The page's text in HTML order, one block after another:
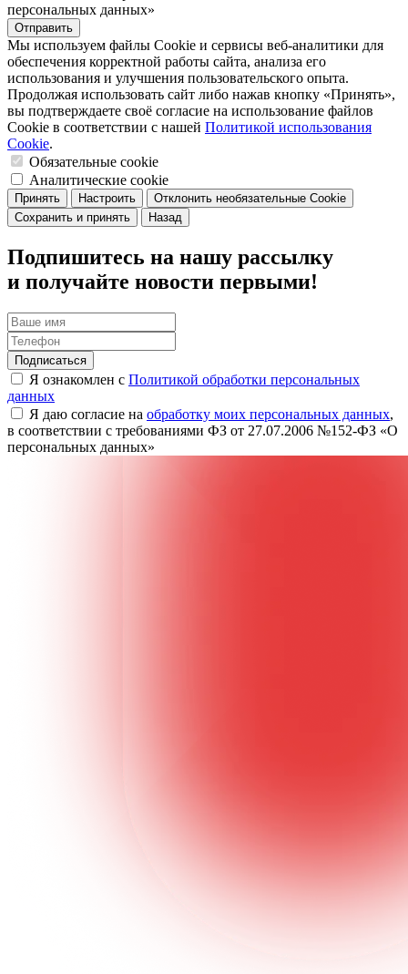
персональных данных»
Отправить
Мы используем файлы Cookie и сервисы веб-аналитики для
обеспечения корректной работы сайта, анализа его
использования и улучшения пользовательского опыта.
Продолжая использовать сайт либо нажав кнопку «Принять»,
вы подтверждаете своё согласие на использование файлов
Cookie в соответствии с нашей Политикой использования
Cookie.
Обязательные cookie
Аналитические cookie
Принять Настроить
Отклонить необязательные Cookie
Сохранить и принять
Назад
Подпишитесь на нашу рассылку
и получайте новости первыми!
Подписаться
Я ознакомлен с Политикой обработки персональных
данных
Я даю согласие на обработку моих персональных данных,
в соответствии с требованиями ФЗ от 27.07.2006 №152-ФЗ «О
персональных данных»